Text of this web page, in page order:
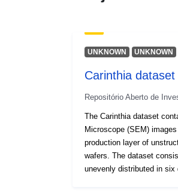
UNKNOWN UNKNOWN
Carinthia dataset
Repositório Aberto de
The Carinthia dataset
Microscope (SEM)
production layer of
wafers. The dataset
unevenly distributed in